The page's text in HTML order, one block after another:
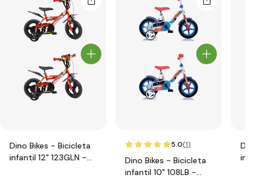
Dino Bikes - Bicicleta
infantil 12" 123GLN -
5.0(1)
Dino Bikes - Bicicleta
infantil 10" 108LB -
Dino